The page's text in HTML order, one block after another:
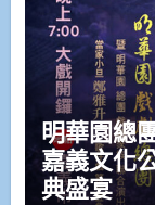
明華園總
嘉義文化
典盛宴